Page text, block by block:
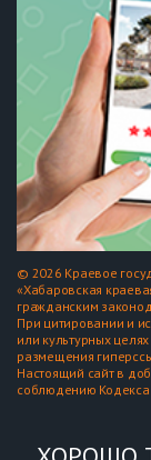
© 2026 Краевое
«Хабаровская
гражданским
При цитировании и
или культурных
размещения
Настоящий сайт в
соблюдению Кодекса